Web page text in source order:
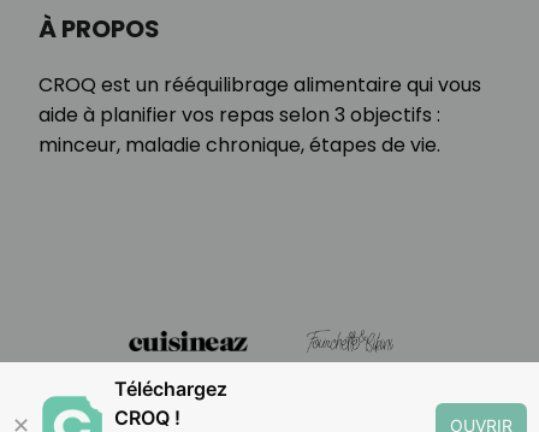
À PROPOS
CROQ est un rééquilibrage alimentaire qui vous
aide à planifier vos repas selon 3 objectifs :
minceur, maladie chronique, étapes de vie.
✕
Téléchargez
CROQ !
OUVRIR